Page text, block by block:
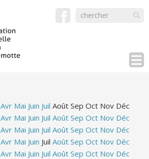
Avr Mai Juin Juil Août Sep Oct Nov Déc
Avr Mai Juin Juil Août Sep Oct Nov Déc
Avr Mai Juin Juil Août Sep Oct Nov Déc
Avr Mai Juin Juil Août Sep Oct Nov Déc
Avr Mai Juin Juil Août Sep Oct Nov Déc